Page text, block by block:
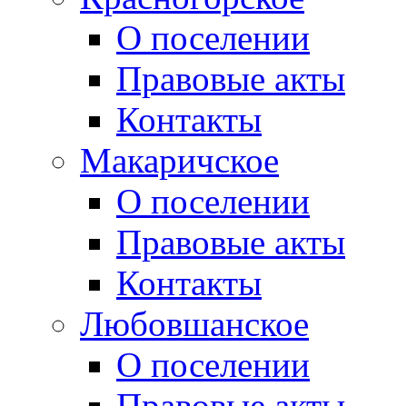
О поселении
Правовые акты
Контакты
Макаричское
О поселении
Правовые акты
Контакты
Любовшанское
О поселении